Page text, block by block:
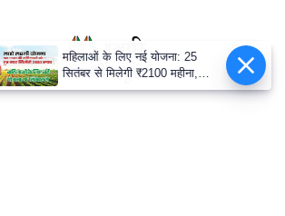
महिलाओं के लिए नई योजना: 25
सितंबर से मिलेगी ₹2100 महीना,
जानिए पूरी डिटेल